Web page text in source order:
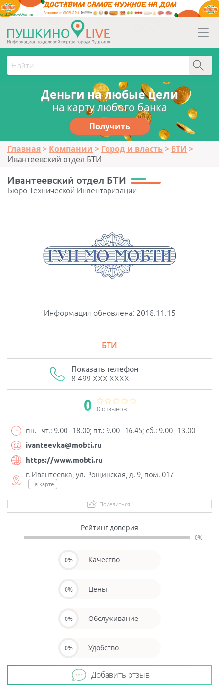
erid:2Vtzqw6Vsmm
Деньги на любые цели
на карту любого банка
Получить
Главная Компании Город и власть
БТИ
Ивантеевский отдел БТИ
Ивантеевский отдел БТИ
Бюро Технической Инвентаризации
Информация обновлена: 2018.11.15
БТИ
Показать телефон
8 499 XXX XXXX
0 0 отзывов
пн. - чт.: 9.00 - 18.00; пт.: 9.00 - 16.45; сб.: 9.00 - 13.00
ivanteevka@mobti.ru
https://www.mobti.ru
г. Ивантеевка, ул. Рощинская, д. 9, пом. 017
на карте
Поделиться
Рейтинг доверия
0%
0% Качество
0% Цены
0% Обслуживание
0% Удобство
Добавить отзыв